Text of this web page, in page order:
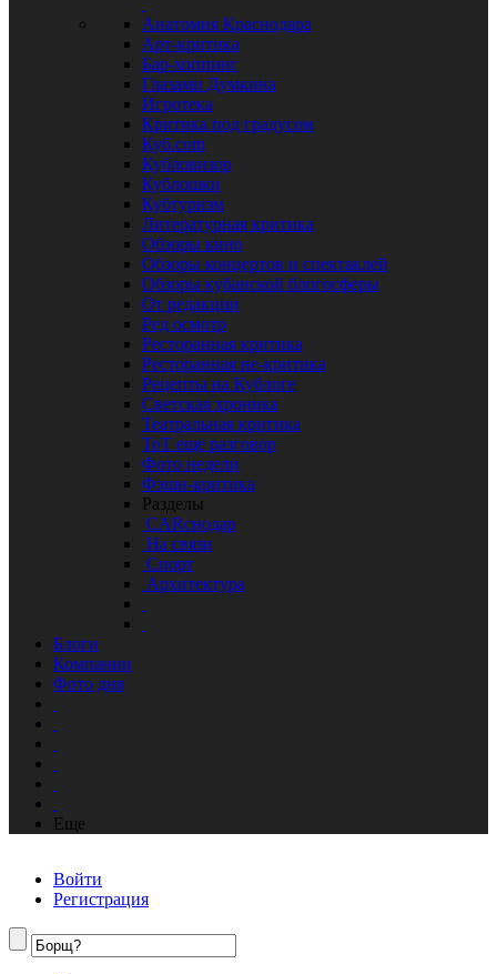
Анатомия Краснодара
Арт-критика
Бар-хоппинг
Глазами Думкина
Игротека
Критика под градусом
Куб.com
Кубловизор
Кублошки
Кубтуризм
Литературная критика
Обзоры кино
Обзоры концертов и спектаклей
Обзоры кубанской блогосферы
От редакции
Ред осмотр
Ресторанная критика
Ресторанная не-критика
Рецепты на Кублоге
Светская хроника
Театральная критика
ТоТ еще разговор
Фото недели
Фэшн-критика
Разделы
CARснодар
На связи
Спорт
Архитектура
Блоги
Компании
Фото дня
Еще
Войти
Регистрация